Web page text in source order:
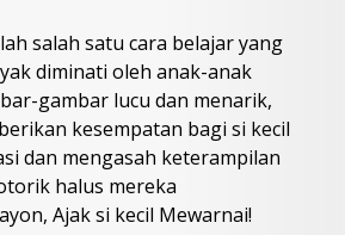
salah satu cara belajar yang
diminati oleh anak-anak
gambar lucu dan menarik,
kesempatan bagi si kecil
dan mengasah keterampilan
halus mereka
Ajak si kecil Mewarnai!